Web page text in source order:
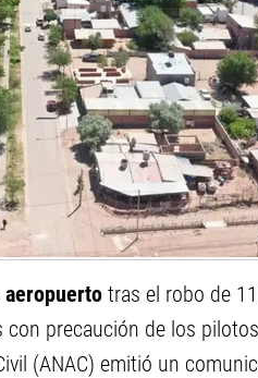
aeropuerto tras el robo de
precaución de los
(ANAC) emitió un